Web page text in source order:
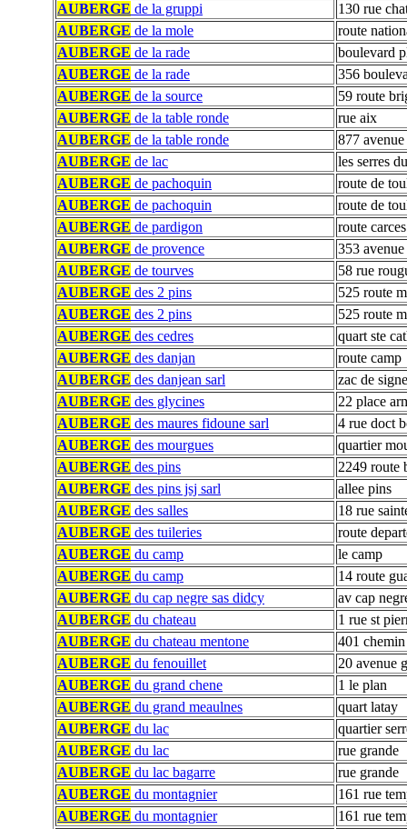
AUBERGE de la gruppi
130 rue
AUBERGE de la mole
route
AUBERGE de la rade
boulevard
AUBERGE de la rade
356
AUBERGE de la source
59 route
AUBERGE de la table ronde
rue aix
AUBERGE de la table ronde
877
AUBERGE de lac
les serres
AUBERGE de pachoquin
route de
AUBERGE de pachoquin
route de
AUBERGE de pardigon
route
AUBERGE de provence
353
AUBERGE de tourves
58 rue
AUBERGE des 2 pins
525 route
AUBERGE des 2 pins
525 route
AUBERGE des cedres
quart ste
AUBERGE des danjan
route camp
AUBERGE des danjean sarl
zac de
AUBERGE des glycines
22 place
AUBERGE des maures fidoune sarl
4 rue doct
AUBERGE des mourgues
quartier
AUBERGE des pins
2249 route
AUBERGE des pins jsj sarl
allee pins
AUBERGE des salles
18 rue
AUBERGE des tuileries
route
AUBERGE du camp
le camp
AUBERGE du camp
14 route
AUBERGE du cap negre sas didcy
av cap
AUBERGE du chateau
1 rue st
AUBERGE du chateau mentone
401
AUBERGE du fenouillet
20 avenue
AUBERGE du grand chene
1 le plan
AUBERGE du grand meaulnes
quart latay
AUBERGE du lac
quartier
AUBERGE du lac
rue grande
AUBERGE du lac bagarre
rue grande
AUBERGE du montagnier
161 rue
AUBERGE du montagnier
161 rue